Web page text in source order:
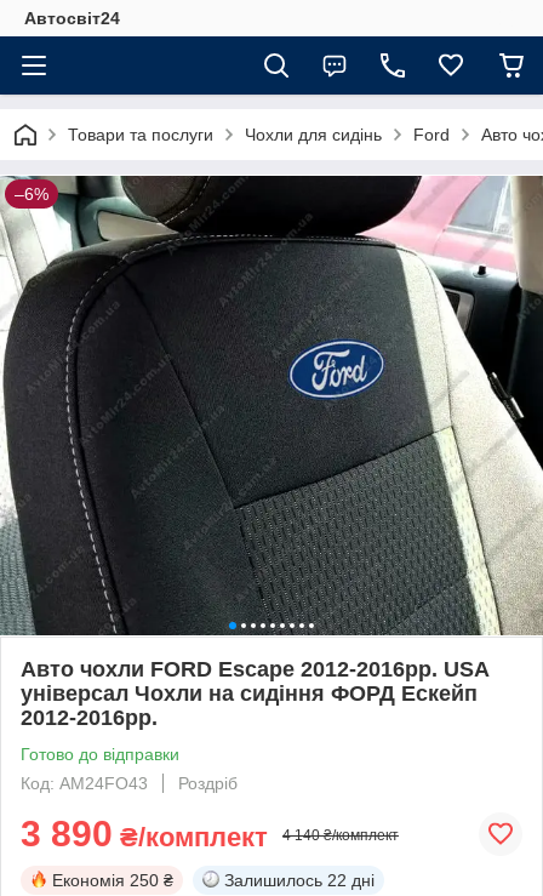
Автосвіт24
Товари та послуги Чохли для сидінь Ford Авто
–6%
Авто чохли FORD Escape 2012-2016рр. USA
універсал Чохли на сидіння ФОРД Ескейп
2012-2016рр.
Готово до відправки
Код: AM24FO43
Роздріб
3 890 ₴/комплект 4 140 ₴/комплект
Економія 250 ₴ Залишилось 22 дні